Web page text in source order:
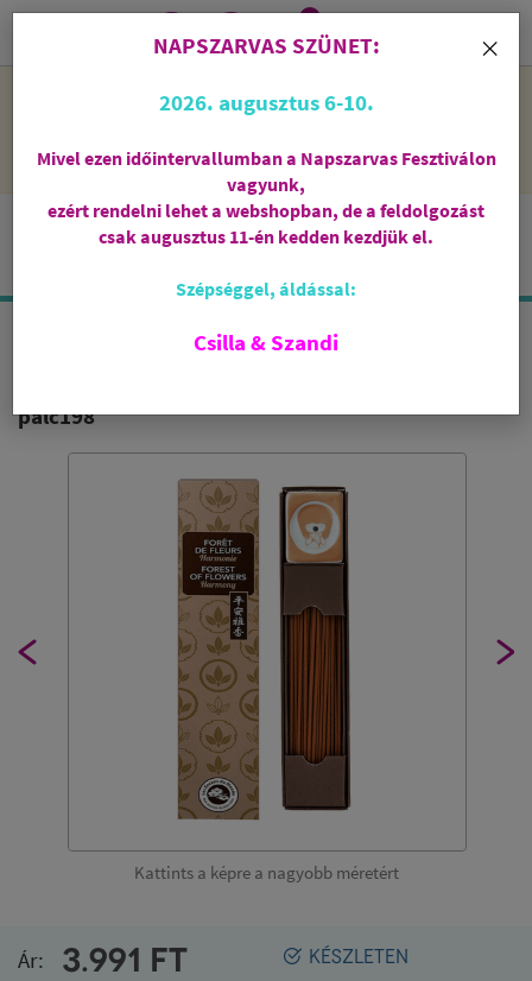
NAPSZARVAS SZÜNET: 2026. augusztus 6-10 - rendelni lehet
feldolgozni őket.
i
0
VIRÁGERDŐ - HARMÓNIA KARIN
palc198
Kattints a képre a nagyobb méretért
KÉSZLETEN
Ár: 3.991 FT
×
NAPSZARVAS SZÜNET:
2026. augusztus 6-10.
Mivel ezen időintervallumban a Napszarvas Fesztiválon
vagyunk,
ezért rendelni lehet a webshopban, de a feldolgozást
csak augusztus 11-én kedden kezdjük el.
Szépséggel, áldással:
Csilla & Szandi